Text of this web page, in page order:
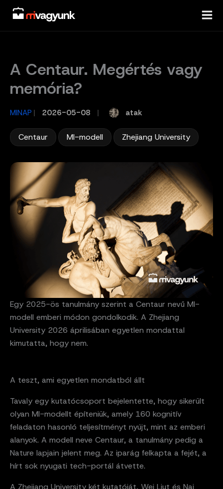
Skip
content
A Centaur. Megértés vagy
memória?
MINAP / 2026-05-08 atak
Centaur MI-modell Zhejiang University
Egy 2025-ös tanulmány szerint a Centaur nevű MI-
modell emberi módon gondolkodik. A Zhejiang
University 2026 áprilisában egyetlen mondattal
kimutatta, hogy nem.
A teszt, ami egyetlen mondatból állt
Tavaly egy kutatócsoport bejelentette, hogy sikerült
olyan MI-modellt építeniük, amely 160 kognitív
feladaton hasonló teljesítményt nyújt, mint az emberi
alanyok. A modell neve Centaur, a tanulmány pedig a
Nature lapjain jelent meg. Az iparág felkapta a fejét, a
hírt sok nyugati tech-portál átvette.
A Zhejiang University két kutatóját, Wei Liut és Nai